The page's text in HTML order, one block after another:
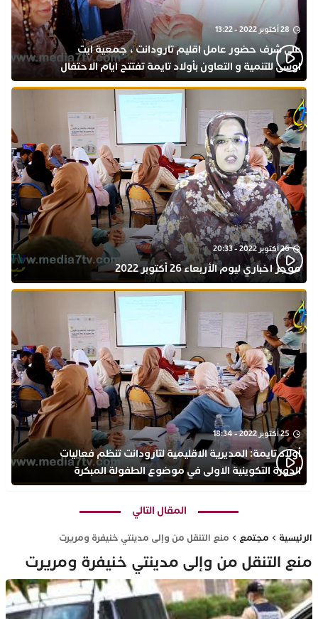
28 أكتوبر 2022 - 13:22
على شرف حضور عامل اقليم تارودانت ، جمعية ايت
اوسى للتنمية و التعاون بأولاد تايمة تفتتح ايام الاحتفال
بذكرى المولد النبوي
26 أكتوبر 2022 - 20:33
موجز اخباري ليوم الأربعاء 26 أكتوبر 2022
25 أكتوبر 2022 - 18:34
أولاد تايمة: المديرية الاقليمية لتارودانت تنظم فعاليات
الدورة التكوينية الاولى في موضوع الطفولة المبكرة
بمركز التكوين ثانوية الحسن الثاني التأهيلية
المقال التالي
الرئيسية مجتمع منع التنقل من وإلى مدينتي خنيفرة ومريرت
منع التنقل من وإلى مدينتي خنيفرة ومريرت